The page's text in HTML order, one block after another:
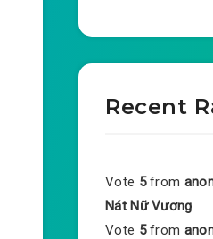
Recent
Vote 5 from
Nát Nữ Vương
Vote 5 from